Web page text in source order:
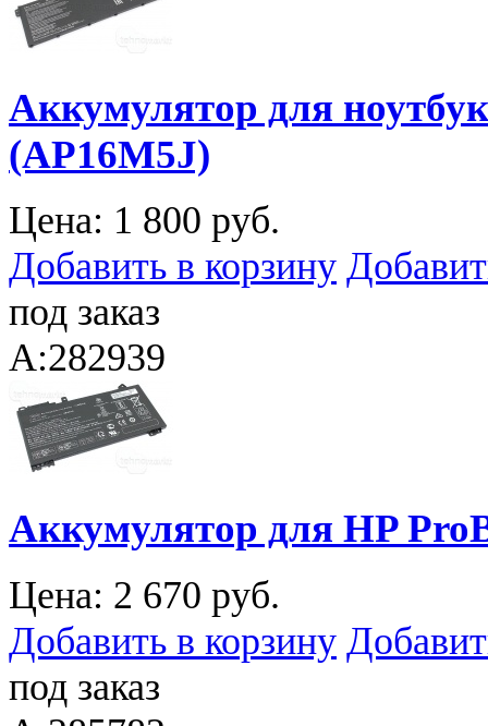
Аккумулятор для
(AP16M5J)
Цена: 1 800 руб.
Добавить в корзину
под заказ
A:282939
Аккумулятор для HP
Цена: 2 670 руб.
Добавить в корзину
под заказ